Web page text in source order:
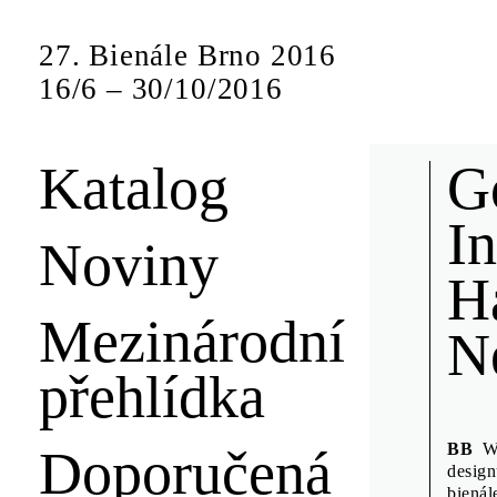
27. Bienále Brno 2016
16/6 – 30/10/2016
Katalog
Noviny
Mezinárodní
přehlídka
Doporučená
BB
Představení
sympozia
Design
Emily